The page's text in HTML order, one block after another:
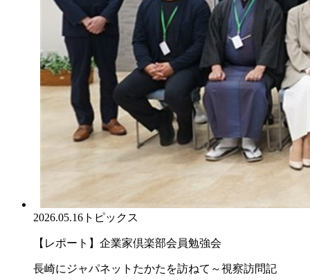
2026.05.16 トピックス
【レポート】企業家倶楽部会員勉強会
長崎にジャパネットたかたを訪ねて～視察訪問記